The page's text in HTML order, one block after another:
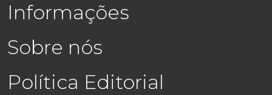
Informações
Sobre nós
Política Editorial